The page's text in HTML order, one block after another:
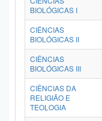
BIOLÓGICAS I
CIÊNCIAS
BIOLÓGICAS II
CIÊNCIAS
BIOLÓGICAS III
CIÊNCIAS DA
RELIGIÃO E
TEOLOGIA